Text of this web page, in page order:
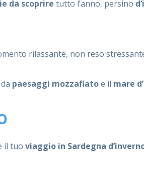
da scoprire tutto l’anno, persino
rilassante, non reso
paesaggi mozzafiatoe il mare
il tuo viaggio in Sardegna